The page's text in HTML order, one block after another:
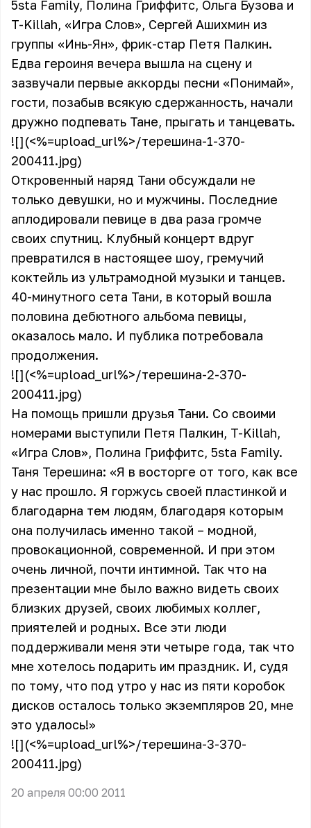
5sta Family, Полина Гриффитс, Ольга Бузова и
T-Killah, «Игра Слов», Сергей Ашихмин из
группы «Инь-Ян», фрик-стар Петя Палкин.
Едва героиня вечера вышла на сцену и
зазвучали первые аккорды песни «Понимай»,
гости, позабыв всякую сдержанность, начали
дружно подпевать Тане, прыгать и танцевать.
![](<%=upload_url%>/терешина-1-370-
200411.jpg)
Откровенный наряд Тани обсуждали не
только девушки, но и мужчины. Последние
аплодировали певице в два раза громче
своих спутниц. Клубный концерт вдруг
превратился в настоящее шоу, гремучий
коктейль из ультрамодной музыки и танцев.
40-минутного сета Тани, в который вошла
половина дебютного альбома певицы,
оказалось мало. И публика потребовала
продолжения.
![](<%=upload_url%>/терешина-2-370-
200411.jpg)
На помощь пришли друзья Тани. Со своими
номерами выступили Петя Палкин, T-Killah,
«Игра Слов», Полина Гриффитс, 5sta Family.
Таня Терешина: «Я в восторге от того, как все
у нас прошло. Я горжусь своей пластинкой и
благодарна тем людям, благодаря которым
она получилась именно такой – модной,
провокационной, современной. И при этом
очень личной, почти интимной. Так что на
презентации мне было важно видеть своих
близких друзей, своих любимых коллег,
приятелей и родных. Все эти люди
поддерживали меня эти четыре года, так что
мне хотелось подарить им праздник. И, судя
по тому, что под утро у нас из пяти коробок
дисков осталось только экземпляров 20, мне
это удалось!»
![](<%=upload_url%>/терешина-3-370-
200411.jpg)
20 апреля 00:00 2011